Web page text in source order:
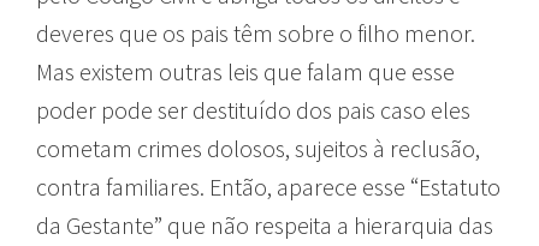
deveres que os pais têm sobre o filho menor.
Mas existem outras leis que falam que esse
poder pode ser destituído dos pais caso eles
cometam crimes dolosos, sujeitos à reclusão,
contra familiares. Então, aparece esse “Estatuto
da Gestante” que não respeita a hierarquia das